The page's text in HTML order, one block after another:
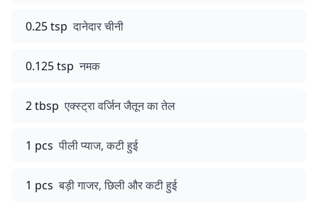
0.25 tsp दानेदार चीनी
0.125 tsp नमक
2 tbsp एक्स्ट्रा वर्जिन जैतून का तेल
1 pcs पीली प्याज, कटी हुई
1 pcs बड़ी गाजर, छिली और कटी हुई